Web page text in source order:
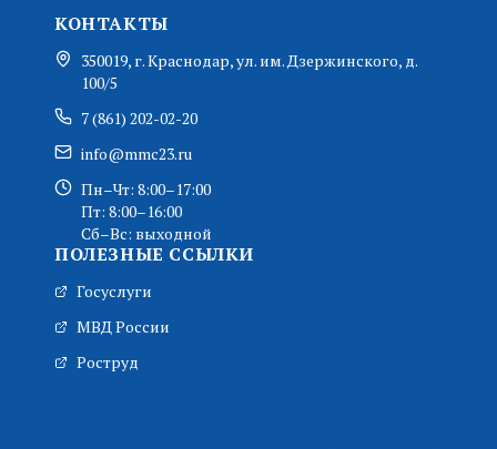
КОНТАКТЫ
350019, г. Краснодар, ул. им. Дзержинского, д.
100/5
7 (861) 202-02-20
info@mmc23.ru
Пн–Чт: 8:00–17:00
Пт: 8:00–16:00
Сб–Вс: выходной
ПОЛЕЗНЫЕ ССЫЛКИ
Госуслуги
МВД России
Роструд